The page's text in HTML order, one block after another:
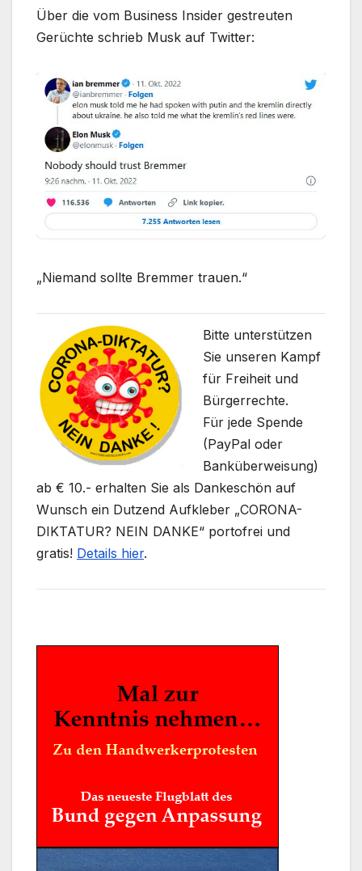
Über die vom Business Insider gestreuten
Gerüchte schrieb Musk auf Twitter:
„Niemand sollte Bremmer trauen.“
Bitte unterstützen
Sie unseren Kampf
für Freiheit und
Bürgerrechte.
Für jede Spende
(PayPal oder
Banküberweisung)
ab € 10.- erhalten Sie als Dankeschön auf
Wunsch ein Dutzend Aufkleber „CORONA-
DIKTATUR? NEIN DANKE“ portofrei und
gratis! Details hier.